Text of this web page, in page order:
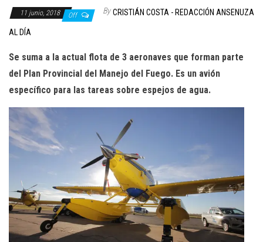
11 junio, 2018 Off By CRISTIÁN COSTA - REDACCIÓN ANSENUZA
AL DÍA
Se suma a la actual flota de 3 aeronaves que forman parte
del Plan Provincial del Manejo del Fuego. Es un avión
específico para las tareas sobre espejos de agua.